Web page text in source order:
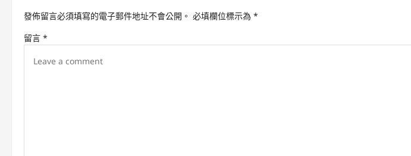
a
v
發佈留言必須填寫的電子郵件地址不會公開。 必填欄位標示為 *
留言 *